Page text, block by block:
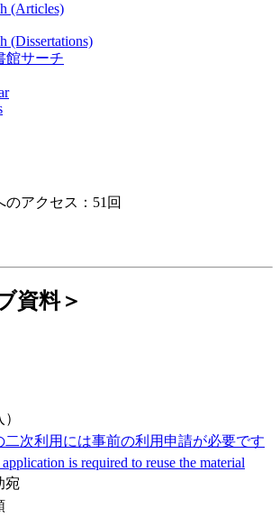
(Articles)
(Dissertations)
館サーチ
のアクセス：51回
資料＞
二次利用には事前の利用申請が必要です
is required to reuse the material
宛